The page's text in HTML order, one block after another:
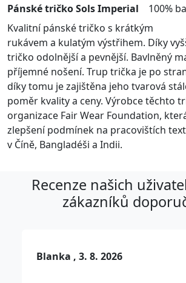
Pánské tričko Sols Imperial 100%
Kvalitní pánské tričko s krátkým
rukávem a kulatým výstřihem. Díky
tričko odolnější a pevnější. Bavlněný
příjemné nošení. Trup trička je po
díky tomu je zajištěna jeho tvarová
poměr kvality a ceny. Výrobce těchto
organizace Fair Wear Foundation,
zlepšení podmínek na pracovištích
v Číně, Bangladéši a Indii.
Recenze našich
zákazníků
Blanka , 3. 8. 2026